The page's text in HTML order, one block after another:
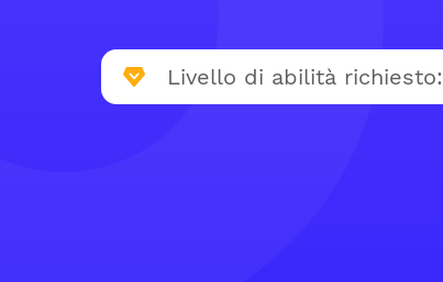
Livello di abilità richiesto: